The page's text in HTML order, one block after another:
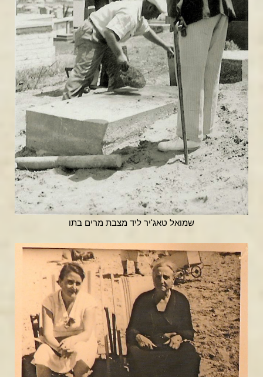
שמואל טאג'יר ליד מצבת מרים בתו